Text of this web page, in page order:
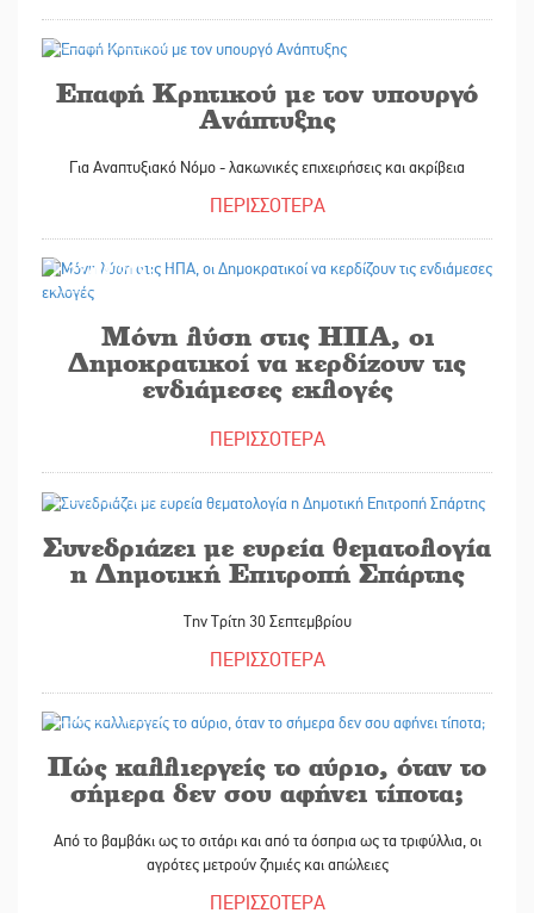
Επαφή Κρητικού με τον υπουργό
Ανάπτυξης
Για Αναπτυξιακό Νόμο - λακωνικές επιχειρήσεις και ακρίβεια
ΠΕΡΙΣΣΟΤΕΡΑ
27/09/2025
Μόνη λύση στις ΗΠΑ, οι
Δημοκρατικοί να κερδίζουν τις
ενδιάμεσες εκλογές
ΠΕΡΙΣΣΟΤΕΡΑ
Συνεδριάζει με ευρεία θεματολογία
η Δημοτική Επιτροπή Σπάρτης
Την Τρίτη 30 Σεπτεμβρίου
ΠΕΡΙΣΣΟΤΕΡΑ
Πώς καλλιεργείς το αύριο, όταν το
σήμερα δεν σου αφήνει τίποτα;
Από το βαμβάκι ως το σιτάρι και από τα όσπρια ως τα τριφύλλια, οι
αγρότες μετρούν ζημιές και απώλειες
ΠΕΡΙΣΣΟΤΕΡΑ